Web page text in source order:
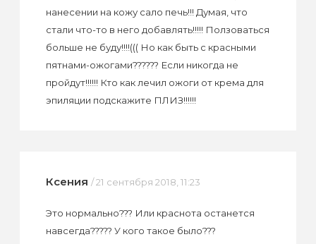
нанесении на кожу сало печь!!! Думая, что
стали что-то в него добавлять!!!!! Ползоваться
больше не буду!!!!((( Но как быть с красными
пятнами-ожогами?????? Если никогда не
пройдут!!!!!! Кто как лечил ожоги от крема для
эпиляции подскажите ПЛИЗ!!!!!!
Ксения / 21 сентября 2018, 11:23
Это нормально??? Или краснота останется
навсегда????? У кого такое было???